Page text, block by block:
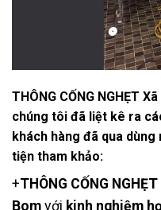
THÔNG CỐNG NGHẸT
chúng tôi đã liệt kê ra
khách hàng đã qua dùng
tiện tham khảo:
+THÔNG CỐNG
Bom với kinh nghiệm